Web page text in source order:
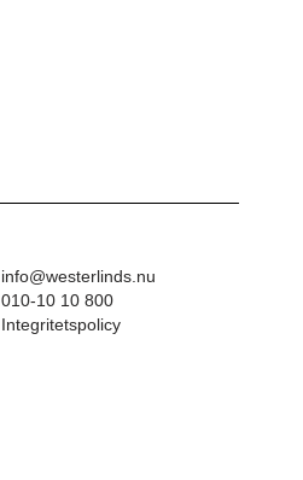
info@westerlinds.nu
010-10 10 800
Integritetspolicy